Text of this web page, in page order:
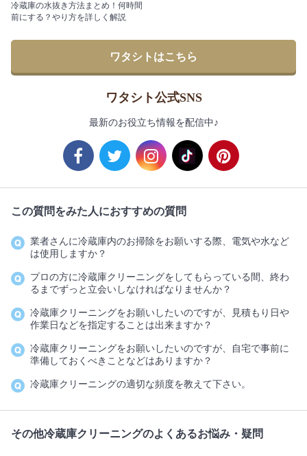
冷蔵庫の水抜き方法まとめ！何時間
前にする？やり方を詳しく解説
ワタシトはこちら
ワタシト公式SNS
最新のお役立ち情報を配信中♪
この質問をみた人におすすめの質問
業者さんに冷蔵庫内のお掃除をお願いする際、電気や水など
は使用しますか？
プロの方に冷蔵庫クリーニングをしてもらっている間、終わ
るまでずっと立会いしなければなりませんか？
冷蔵庫クリーニングをお願いしたいのですが、見積もり日や
作業日などを指定することは出来ますか？
冷蔵庫クリーニングをお願いしたいのですが、自宅で事前に
準備しておくべきことなどはありますか？
冷蔵庫クリーニングの適切な頻度を教えて下さい。
その他冷蔵庫クリーニングのよくあるお悩み・疑問